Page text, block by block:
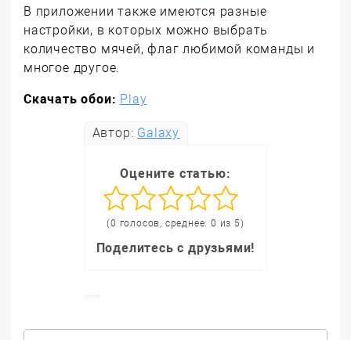
В приложении также имеются разные
настройки, в которых можно выбрать
количество мячей, флаг любимой команды и
многое другое.
Скачать обои: Play
Автор: Galaxy
Оцените статью:
(0 голосов, среднее: 0 из 5)
Поделитесь с друзьями!